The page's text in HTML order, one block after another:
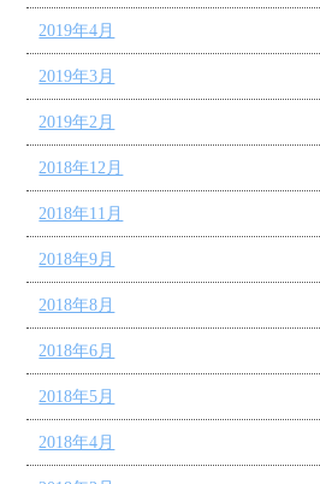
2019年4月
2019年3月
2019年2月
2018年12月
2018年11月
2018年9月
2018年8月
2018年6月
2018年5月
2018年4月